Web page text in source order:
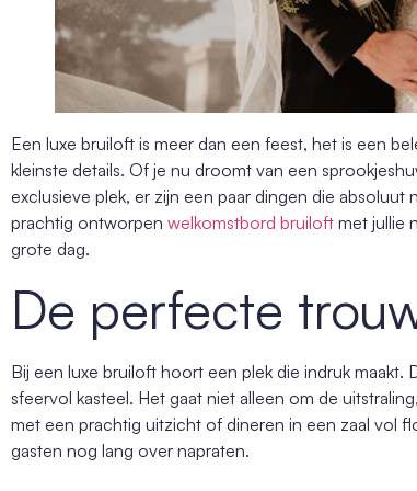
Een luxe bruiloft is meer dan een feest, het is een
kleinste details. Of je nu droomt van een
exclusieve plek, er zijn een paar dingen die
prachtig ontworpen welkomstbord bruiloft met jullie
grote dag.
De perfecte
Bij een luxe bruiloft hoort een plek die indruk
sfeervol kasteel. Het gaat niet alleen om de
met een prachtig uitzicht of dineren in een zaal vol
gasten nog lang over napraten.